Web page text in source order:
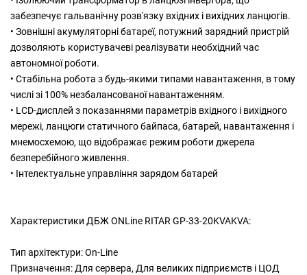
забезпечує гальванічну розв'язку вхідних і вихідних ланцюгів.
• Зовнішні акумуляторні батареї, потужний зарядний пристрій
дозволяють користувачеві реалізувати необхідний час
автономної роботи.
• Стабільна робота з будь-якими типами навантаження, в тому
числі зі 100% незбалансованої навантаженням.
• LCD-дисплей з показаннями параметрів вхідного і вихідного
мережі, ланцюги статичного байпаса, батарей, навантаження і
мнемосхемою, що відображає режим роботи джерела
безперебійного живлення.
• Інтелектуальне управління зарядом батарей
Характеристики ДБЖ ONLine RITAR GP-33-20KVAKVA:
Тип архітектури: On-Line
Призначення: Для сервера, Для великих підприємств і ЦОД